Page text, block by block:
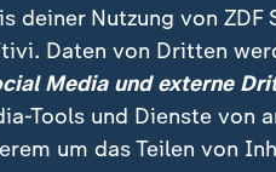
Ministerpräsident
überhaupt
deiner Nutzung von
Daten von Dritten
Media und externe
Tools und Dienste von
um das Teilen von